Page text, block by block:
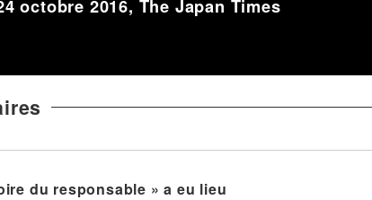
octobre 2016, The Japan Times
du responsable » a eu lieu